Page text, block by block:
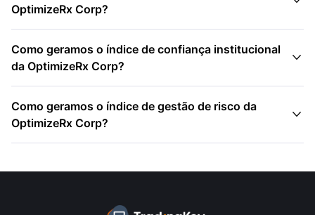
OptimizeRx Corp?
Como geramos o índice de confiança institucional
da OptimizeRx Corp?

Como geramos o índice de gestão de risco da
OptimizeRx Corp?
